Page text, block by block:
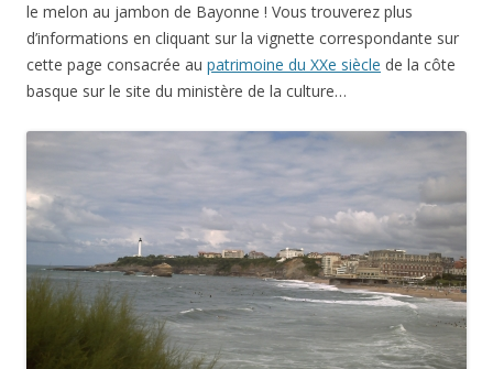
le melon au jambon de Bayonne ! Vous trouverez plus
d’informations en cliquant sur la vignette correspondante sur
cette page consacrée au patrimoine du XXe siècle de la côte
basque sur le site du ministère de la culture…